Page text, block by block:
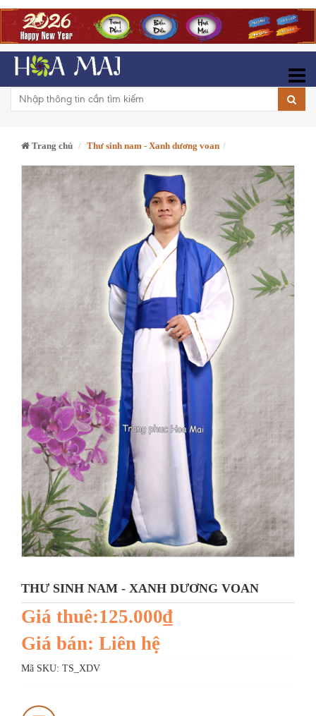
Trang chủ Thư sinh nam - Xanh dương voan
THƯ SINH NAM - XANH DƯƠNG VOAN
Giá thuê:125.000₫
Giá bán: Liên hệ
Mã SKU: TS_XDV